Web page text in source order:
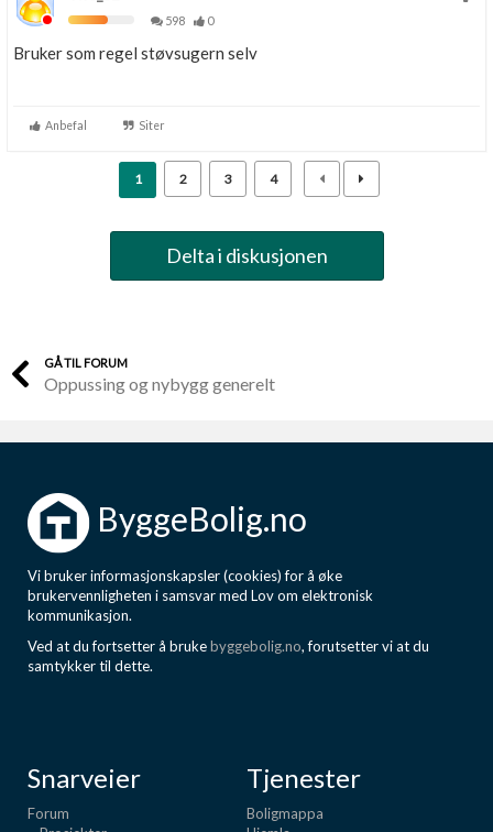
598
0
Bruker som regel støvsugern selv
Anbefal Siter
1 2 3 4
Delta i diskusjonen
GÅ TIL FORUM
Oppussing og nybygg generelt
ByggeBolig.no
Vi bruker informasjonskapsler (cookies) for å øke
brukervennligheten i samsvar med Lov om elektronisk
kommunikasjon.
Ved at du fortsetter å brukebyggebolig.no, forutsetter vi at du
samtykker til dette.
Snarveier
Forum
Tjenester
Boligmappa